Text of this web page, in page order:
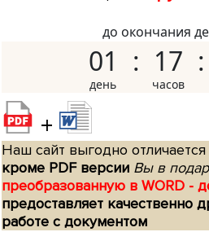
до окончания
01 17
+
Наш сайт выгодно
кроме PDF версии Вы в
преобразованную в WORD -
предоставляет качественно
работе с документом